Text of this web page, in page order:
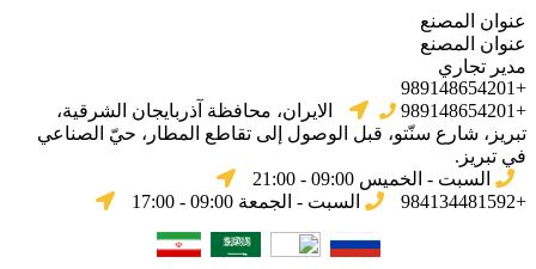
عنوان المصنع
عنوان المصنع
مدير تجاري
+989148654201
+989148654201
الایران، محافظة آذربایجان الشرقیة،
تبریز، شارع سنّتو، قبل الوصول إلى تقاطع المطار، حيّ الصناعي
في تبریز.
السبت - الخميس 09:00 - 21:00
+984134481592
السبت - الجمعة 09:00 - 17:00